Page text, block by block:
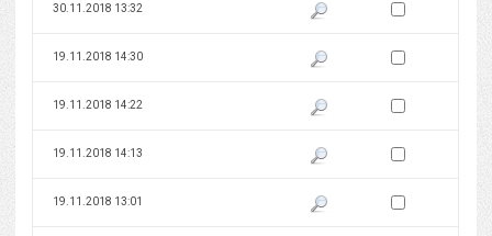
30.11.2018 13:32 Pokaż podgląd wersji z dnia
Zaznacz wersję do
19.11.2018 14:30 Pokaż podgląd wersji z dnia
Zaznacz wersję do
19.11.2018 14:22 Pokaż podgląd wersji z dnia
Zaznacz wersję do
19.11.2018 14:13 Pokaż podgląd wersji z dnia
Zaznacz wersję do
19.11.2018 13:01 Pokaż podgląd wersji z dnia
Zaznacz wersję do